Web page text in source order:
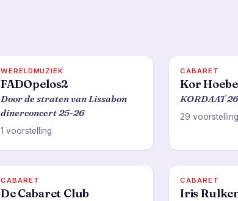
WERELDMUZIEK
FADOpelos2
Door de straten van Lissabon
dinerconcert 25-26
1 voorstelling
CABARET
Kor Hoebe
KORDAAT
29
CABARET
De Cabaret Club
CABARET
Iris